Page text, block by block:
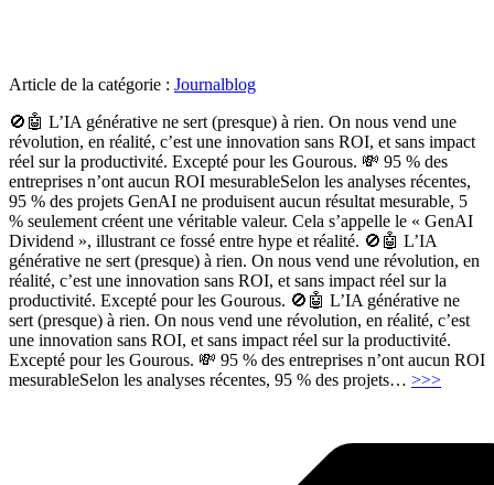
Article de la catégorie : Journalblog
🚫🤖 L’IA générative ne sert (presque) à rien. On nous vend une
révolution, en réalité, c’est une innovation sans ROI, et sans impact
réel sur la productivité. Excepté pour les Gourous. 💸 95 % des
entreprises n’ont aucun ROI mesurableSelon les analyses récentes,
95 % des projets GenAI ne produisent aucun résultat mesurable, 5
% seulement créent une véritable valeur. Cela s’appelle le « GenAI
Dividend », illustrant ce fossé entre hype et réalité. 🚫🤖 L’IA
générative ne sert (presque) à rien. On nous vend une révolution, en
réalité, c’est une innovation sans ROI, et sans impact réel sur la
productivité. Excepté pour les Gourous. 🚫🤖 L’IA générative ne
sert (presque) à rien. On nous vend une révolution, en réalité, c’est
une innovation sans ROI, et sans impact réel sur la productivité.
Excepté pour les Gourous. 💸 95 % des entreprises n’ont aucun ROI
mesurableSelon les analyses récentes, 95 % des projets… >>>"L’IA